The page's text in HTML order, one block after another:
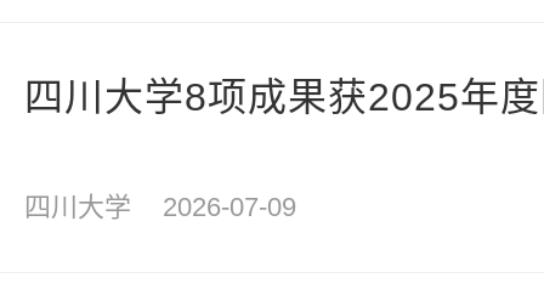
四川大学8项成果获2025年
四川大学 2026-07-09